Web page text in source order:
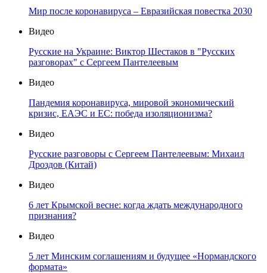
Мир после коронавируса – Евразийская повестка 2030
Видео
Русские на Украине: Виктор Шестаков в "Русских
разговорах" с Сергеем Пантелеевым
Видео
Пандемия коронавируса, мировой экономический
кризис, ЕАЭС и ЕС: победа изоляционизма?
Видео
Русские разговоры с Сергеем Пантелеевым: Михаил
Дроздов (Китай)
Видео
6 лет Крымской весне: когда ждать международного
признания?
Видео
5 лет Минским соглашениям и будущее «Нормандского
формата»